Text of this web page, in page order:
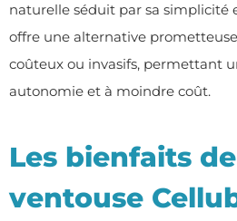
naturelle séduit par sa simplicité
offre une alternative
coûteux ou invasifs, permettant
autonomie et à moindre coût.
Les bienfaits
ventouse